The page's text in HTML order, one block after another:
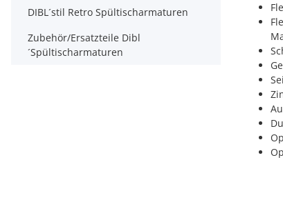
DIBL´stil Retro Spültischarmaturen
Zubehör/Ersatzteile Dibl
´Spültischarmaturen